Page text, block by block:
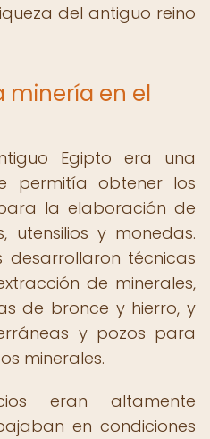
del antiguo reino
minería en el
Egipto era una
permitía obtener los
la elaboración de
utensilios y monedas.
desarrollaron técnicas
de minerales,
de bronce y hierro, y
y pozos para
minerales.
eran altamente
en condiciones